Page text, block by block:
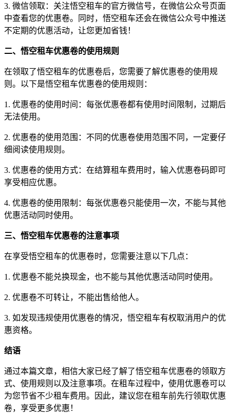
3. 微信领取：关注悟空租车的官方微信号，在微信公众号页面
中查看您的优惠卷。同时，悟空租车还会在微信公众号中推送
不定期的优惠活动，让您更加省钱！
二、悟空租车优惠卷的使用规则
在领取了悟空租车的优惠卷后，您需要了解优惠卷的使用规
则。以下是悟空租车优惠卷的使用规则：
1. 优惠卷的使用时间：每张优惠卷都有使用时间限制，过期后
无法使用。
2. 优惠卷的使用范围：不同的优惠卷使用范围不同，一定要仔
细阅读使用规则。
3. 优惠卷的使用方式：在结算租车费用时，输入优惠卷码即可
享受相应优惠。
4. 优惠卷的使用限制：每张优惠卷只能使用一次，不能与其他
优惠活动同时使用。
三、悟空租车优惠卷的注意事项
在享受悟空租车的优惠卷时，您需要注意以下几点：
1. 优惠卷不能兑换现金，也不能与其他优惠活动同时使用。
2. 优惠卷不可转让，不能出售给他人。
3. 如发现违规使用优惠卷的情况，悟空租车有权取消用户的优
惠资格。
结语
通过本篇文章，相信大家已经了解了悟空租车优惠卷的领取方
式、使用规则以及注意事项。在租车过程中，使用优惠卷可以
为您节省不少租车费用。因此，建议您在租车前先行领取优惠
卷，享受更多优惠！